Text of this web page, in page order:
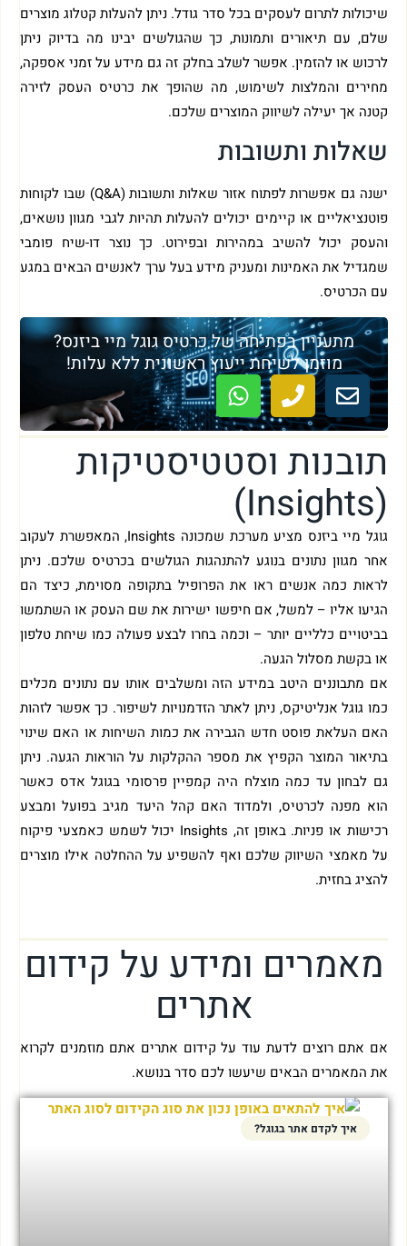
שיכולות לתרום לעסקים בכל סדר גודל. ניתן להעלות קטלוג מוצרים
שלם, עם תיאורים ותמונות, כך שהגולשים יבינו מה בדיוק ניתן
לרכוש או להזמין. אפשר לשלב בחלק זה גם מידע על זמני אספקה,
מחירים והמלצות לשימוש, מה שהופך את כרטיס העסק לזירה
קטנה אך יעילה לשיווק המוצרים שלכם.
שאלות ותשובות
ישנה גם אפשרות לפתוח אזור שאלות ותשובות (Q&A) שבו לקוחות
פוטנציאליים או קיימים יכולים להעלות תהיות לגבי מגוון נושאים,
והעסק יכול להשיב במהירות ובפירוט. כך נוצר דו-שיח פומבי
שמגדיל את האמינות ומעניק מידע בעל ערך לאנשים הבאים במגע
עם הכרטיס.
מתעניין בפתיחה של כרטיס גוגל מיי ביזנס?
מוזמן לשיחת ייעוץ ראשונית ללא עלות!
תובנות וסטטיסטיקות
(Insights)
גוגל מיי ביזנס מציע מערכת שמכונה Insights, המאפשרת לעקוב
אחר מגוון נתונים בנוגע להתנהגות הגולשים בכרטיס שלכם. ניתן
לראות כמה אנשים ראו את הפרופיל בתקופה מסוימת, כיצד הם
הגיעו אליו – למשל, אם חיפשו ישירות את שם העסק או השתמשו
בביטויים כלליים יותר – וכמה בחרו לבצע פעולה כמו שיחת טלפון
או בקשת מסלול הגעה.
אם מתבוננים היטב במידע הזה ומשלבים אותו עם נתונים מכלים
כמו גוגל אנליטיקס, ניתן לאתר הזדמנויות לשיפור. כך אפשר לזהות
האם העלאת פוסט חדש הגבירה את כמות השיחות או האם שינוי
בתיאור המוצר הקפיץ את מספר ההקלקות על הוראות הגעה. ניתן
גם לבחון עד כמה מוצלח היה קמפיין פרסומי בגוגל אדס כאשר
הוא מפנה לכרטיס, ולמדוד האם קהל היעד מגיב בפועל ומבצע
רכישות או פניות. באופן זה, Insights יכול לשמש כאמצעי פיקוח
על מאמצי השיווק שלכם ואף להשפיע על ההחלטה אילו מוצרים
להציג בחזית.
מאמרים ומידע על קידום
אתרים
אם אתם רוצים לדעת עוד על קידום אתרים אתם מוזמנים לקרוא
את המאמרים הבאים שיעשו לכם סדר בנושא.
איך לקדם אתר בגוגל?